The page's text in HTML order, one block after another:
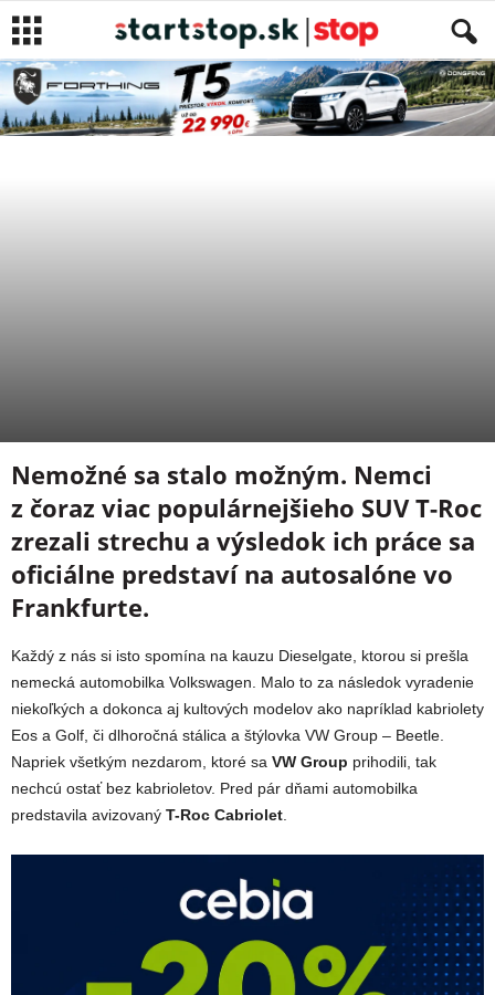
Nemožné sa stalo možným. Nemci
z čoraz viac populárnejšieho SUV T-Roc
zrezali strechu a výsledok ich práce sa
oficiálne predstaví na autosalóne vo
Frankfurte.
Každý z nás si isto spomína na kauzu Dieselgate, ktorou si prešla
nemecká automobilka Volkswagen. Malo to za následok vyradenie
niekoľkých a dokonca aj kultových modelov ako napríklad kabriolety
Eos a Golf, či dlhoročná stálica a štýlovka VW Group – Beetle.
Napriek všetkým nezdarom, ktoré sa VW Group prihodili, tak
nechcú ostať bez kabrioletov. Pred pár dňami automobilka
predstavila avizovaný T-Roc Cabriolet